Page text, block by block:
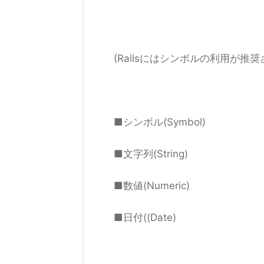
(Railsにはシンボルの利用が推
■シンボル(Symbol)
■文字列(String)
■数値(Numeric)
■日付((Date)